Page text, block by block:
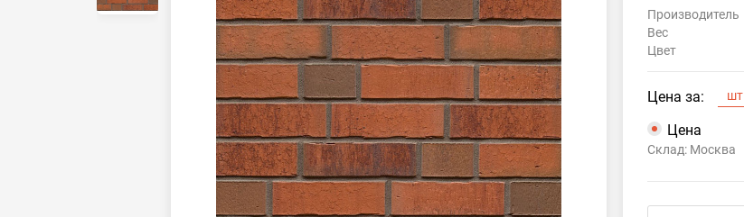
Производитель
Вес
Цвет
Цена за: шт
Цена
Склад: Москва